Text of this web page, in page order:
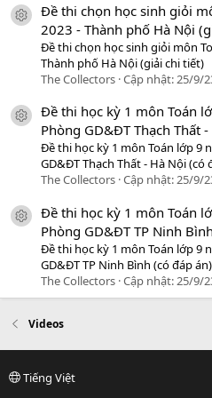
icon tài liệu
Đề thi chọn học sinh giỏi
2023 - Thành phố Hà Nội
Đề thi chọn học sinh giỏi môn
Thành phố Hà Nội (giải chi tiết)
The Collectors Cập nhật:25/9/
icon tài liệu
Đề thi học kỳ 1 môn Toán
Phòng GD&ĐT Thạch Thất
Đề thi học kỳ 1 môn Toán lớp 9
GD&ĐT Thạch Thất - Hà Nội (có
The Collectors Cập nhật:25/9/
icon tài liệu
Đề thi học kỳ 1 môn Toán
Phòng GD&ĐT TP Ninh
Đề thi học kỳ 1 môn Toán lớp 9
GD&ĐT TP Ninh Bình (có đáp án)
The Collectors Cập nhật: 25/9/
Videos
Tiếng Việt